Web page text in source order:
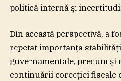
politică internă şi
Din această perspectivă, a
repetat importanţa
guvernamentale, precum şi
continuării corecţiei fiscale